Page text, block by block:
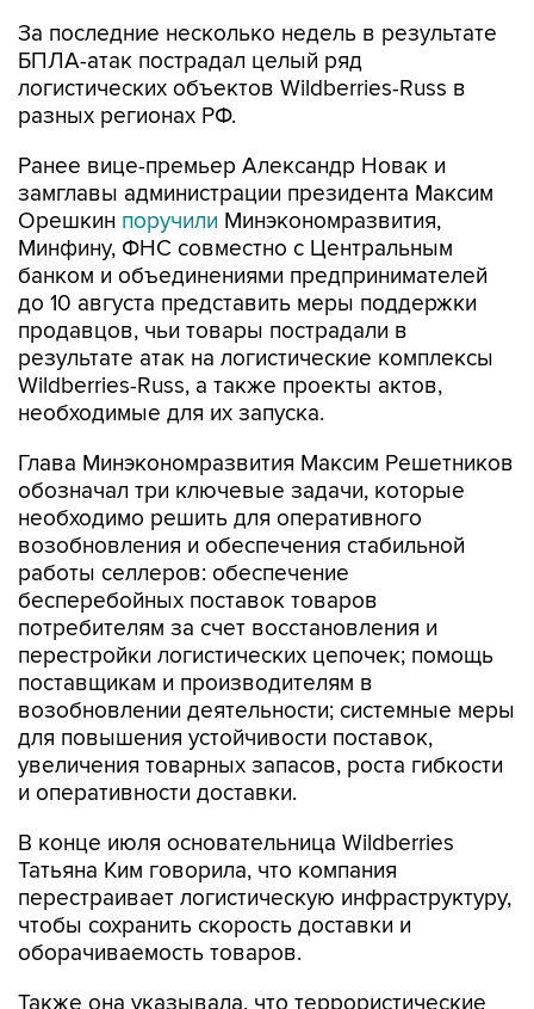
За последние несколько недель в результате
БПЛА-атак пострадал целый ряд
логистических объектов Wildberries-Russ в
разных регионах РФ.
Ранее вице-премьер Александр Новак и
замглавы администрации президента Максим
Орешкин поручили Минэкономразвития,
Минфину, ФНС совместно с Центральным
банком и объединениями предпринимателей
до 10 августа представить меры поддержки
продавцов, чьи товары пострадали в
результате атак на логистические комплексы
Wildberries-Russ, а также проекты актов,
необходимые для их запуска.
Глава Минэкономразвития Максим Решетников
обозначал три ключевые задачи, которые
необходимо решить для оперативного
возобновления и обеспечения стабильной
работы селлеров: обеспечение
бесперебойных поставок товаров
потребителям за счет восстановления и
перестройки логистических цепочек; помощь
поставщикам и производителям в
возобновлении деятельности; системные меры
для повышения устойчивости поставок,
увеличения товарных запасов, роста гибкости
и оперативности доставки.
В конце июля основательница Wildberries
Татьяна Ким говорила, что компания
перестраивает логистическую инфраструктуру,
чтобы сохранить скорость доставки и
оборачиваемость товаров.